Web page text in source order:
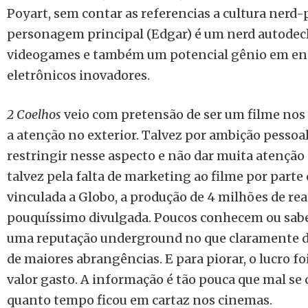
Poyart, sem contar as referencias a cultura
personagem principal (Edgar) é um nerd
videogames e também um potencial gênio em
eletrônicos inovadores.
2 Coelhos veio com pretensão de ser um filme
a atenção no exterior. Talvez por ambição
restringir nesse aspecto e não dar muita atenção
talvez pela falta de marketing ao filme por parte
vinculada a Globo, a produção de 4 milhões de
pouquíssimo divulgada. Poucos conhecem ou
uma reputação underground no que claramente
de maiores abrangências. E para piorar, o lucro
valor gasto. A informação é tão pouca que mal se
quanto tempo ficou em cartaz nos cinemas.